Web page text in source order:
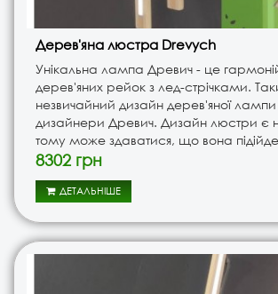
Дерев'яна люстра Drevych
Унікальна лампа Древич - це
дерев'яних рейок з лед-стрічками.
незвичайний дизайн дерев'яної
дизайнери Древич. Дизайн люстри є
тому може здаватися, що вона
офісу чим для дому. Але це не так,
8302 грн
ДЕТАЛЬНІШЕ